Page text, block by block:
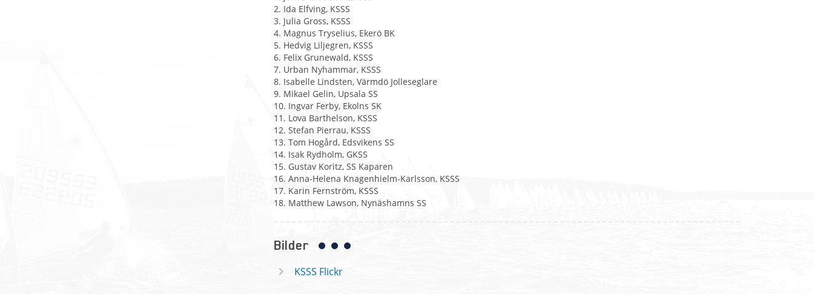
2. Ida Elfving, KSSS
3. Julia Gross, KSSS
4. Magnus Tryselius, Ekerö BK
5. Hedvig Liljegren, KSSS
6. Felix Grunewald, KSSS
7. Urban Nyhammar, KSSS
8. Isabelle Lindsten, Värmdö Jolleseglare
9. Mikael Gelin, Upsala SS
10. Ingvar Ferby, Ekolns SK
11. Lova Barthelson, KSSS
12. Stefan Pierrau, KSSS
13. Tom Hogård, Edsvikens SS
14. Isak Rydholm, GKSS
15. Gustav Koritz, SS Kaparen
16. Anna-Helena Knagenhielm-Karlsson, KSSS
17. Karin Fernström, KSSS
18. Matthew Lawson, Nynäshamns SS
Bilder
KSSS Flickr